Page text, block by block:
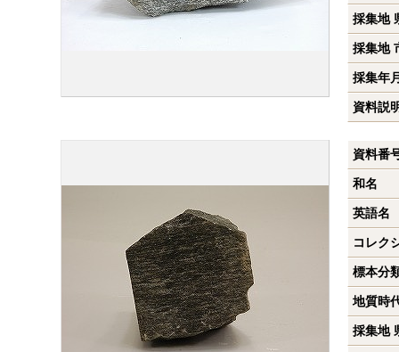
採集地
採集地
採集年
資料説
資料番
和名
英語名
コレク
標本分
地質時
採集地